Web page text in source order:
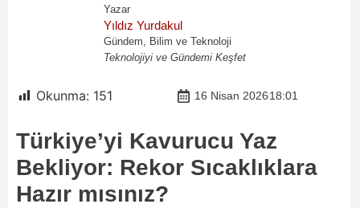
Yazar
Yıldız Yurdakul
Gündem, Bilim ve Teknoloji
Teknolojiyi ve Gündemi Keşfet
Okunma: 151 16 Nisan 202618:01
Türkiye’yi Kavurucu Yaz
Bekliyor: Rekor Sıcaklıklara
Hazır mısınız?